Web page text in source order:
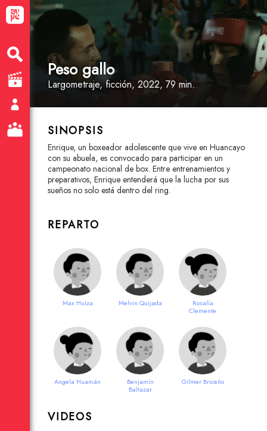
Peso gallo
Largometraje, ficción, 2022, 79 min.
SINOPSIS
Enrique, un boxeador adolescente que vive en Huancayo
con su abuela, es convocado para participar en un
campeonato nacional de box. Entre entrenamientos y
preparativos, Enrique entenderá que la lucha por sus
sueños no solo está dentro del ring.
REPARTO
Max Huiza Melvin Quijada
Rosalía
Clemente
Angela Huamán
Benjamín
Baltazar
Gilmer Briceño
VIDEOS